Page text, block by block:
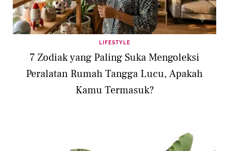
LIFESTYLE
7 Zodiak yang Paling Suka Mengoleksi
Peralatan Rumah Tangga Lucu, Apakah
Kamu Termasuk?